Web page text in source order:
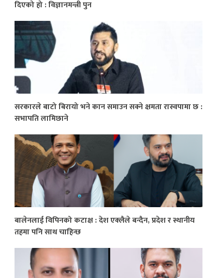
दिएको हो : विज्ञानमन्त्री पुन
सरकारले बाटो बिरायो भने कान समाउन सक्ने क्षमता रास्वपामा छ :
सभापति लामिछाने
बालेनलाई विपिनको कटाक्ष : देश एक्लैले बन्दैन, प्रदेश र स्थानीय
तहमा पनि साथ चाहिन्छ